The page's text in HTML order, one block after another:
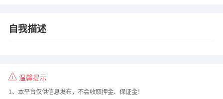
自我描述
温馨提示
1、本平台仅供信息发布，不会收取押金、保证金！